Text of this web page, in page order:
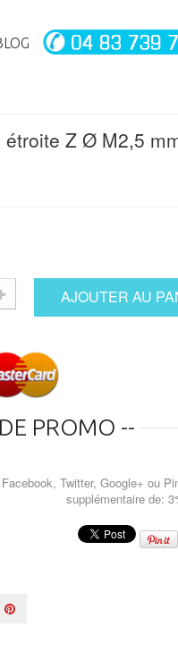
étroite Z Ø M2,5
AJOUTER AU
PROMO --
Twitter, Google+ ou
supplémentaire de: